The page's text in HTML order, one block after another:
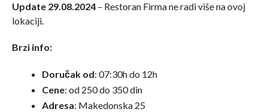
Update 29.08.2024– Restoran Firma ne radi više na ovoj
lokaciji.
Brzi info:
Doručak od: 07:30h do 12h
Cene: od 250 do 350 din
Adresa: Makedonska 25